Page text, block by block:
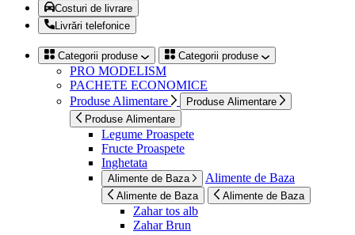
Costuri de livrare
Livrări telefonice
Categorii produse Categorii produse
PRO MODELISM
PACHETE ECONOMICE
Produse Alimentare
Produse Alimentare
Produse Alimentare
Legume Proaspete
Fructe Proaspete
Inghetata
Alimente de Baza Alimente de Baza
Alimente de Baza Alimente de Baza
Zahar tos alb
Zahar Brun